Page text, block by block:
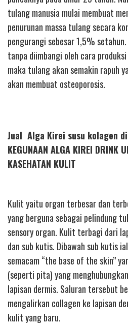
tulang manusia mulai membuat
penurunan massa tulang secara
pengurangi sebesar 1,5%
tanpa diimbangi oleh cara
maka tulang akan semakin rapuh
akan membuat osteoporosis.
Jual Alga Kirei susu kolagen
KEGUNAAN ALGA KIREI DRINK
KASEHATAN KULIT
Kulit yaitu organ terbesar dan
yang berguna sebagai pelindung
sensory organ. Kulit terbagi dari
dan sub kutis. Dibawah sub kutis
semacam “the base of the skin”
(seperti pita) yang
lapisan dermis. Saluran tersebut
mengalirkan collagen ke lapisan
kulit yang baru.